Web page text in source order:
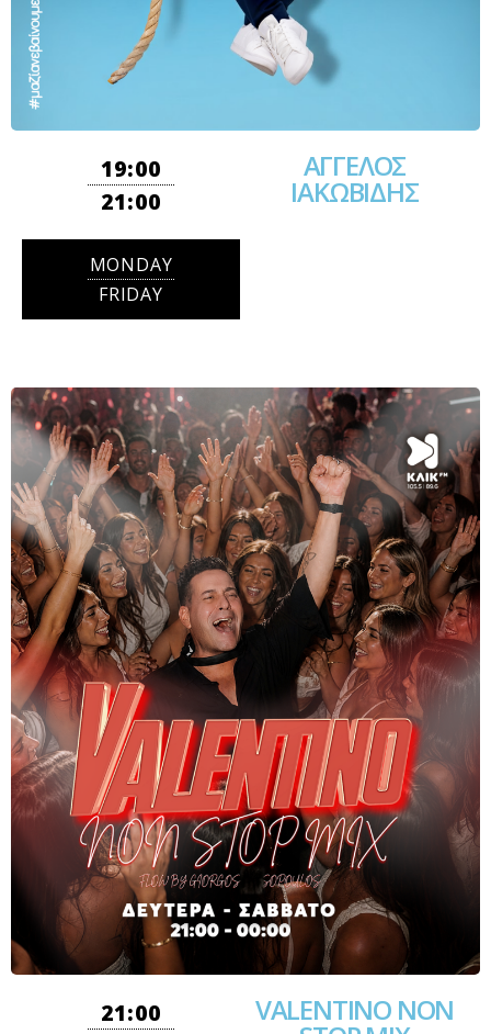
19:00
21:00
MONDAY
FRIDAY
ΑΓΓΕΛΟΣ
ΙΑΚΩΒΙΔΗΣ
21:00
VALENTINO NON